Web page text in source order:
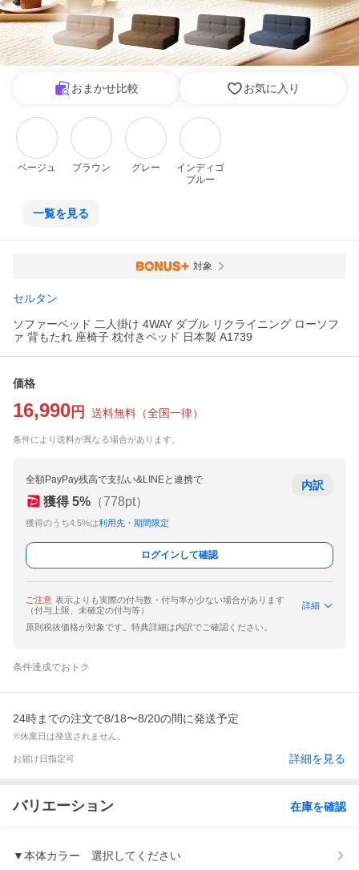
おまかせ比較 お気に入り
ベージュ ブラウン グレー
インディゴ
ブルー
一覧を見る
対象
セルタン
ソファーベッド 二人掛け 4WAY ダブル リクライニング ローソフ
ァ 背もたれ 座椅子 枕付きベッド 日本製 A1739
価格
16,990 円 送料無料 （全国一律）
条件により送料が異なる場合があります。
全額PayPay残高で支払い&LINEと連携で
獲得 5% （778pt）
獲得のうち4.5%は利用先・期間限定
内訳
ログインして確認
ご注意 表示よりも実際の付与数・付与率が少ない場合があります
（付与上限、未確定の付与等）
詳細
原則税抜価格が対象です。特典詳細は内訳でご確認ください。
条件達成でおトク
24時までの注文で8/18〜8/20の間に発送予定
※休業日は発送されません。
お届け日指定可 詳細を見る
バリエーション 在庫を確認
▼本体カラー 選択してください